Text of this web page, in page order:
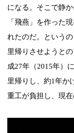
になる。そこで静
「飛燕」を作った
れたのだ。という
里帰りさせようと
成27年（2015年）
里帰りし、約1年か
重工が負担し、現在